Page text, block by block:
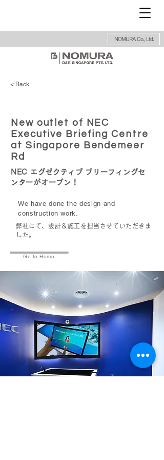
NOMURA Co., Ltd.
< Back
New outlet of NEC
Executive Briefing Centre
at Singapore Bendemeer
Rd
NEC エグゼクティブ ブリーフィングセ
ンターがオープン！
We have done the design and
construction work.
弊社にて、設計＆施工を担当させていただきま
した。
Go to Home
-